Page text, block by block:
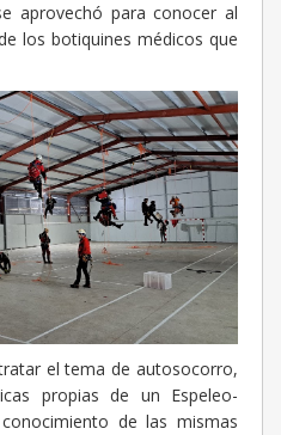
aprovechó para conocer al
los botiquines médicos que
el tema de autosocorro,
propias de un Espeleo-
de las mismas